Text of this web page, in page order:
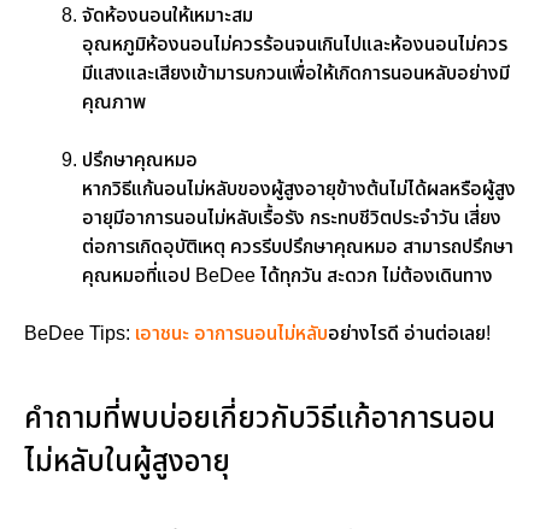
จัดห้องนอนให้เหมาะสม
อุณหภูมิห้องนอนไม่ควรร้อนจนเกินไปและห้องนอนไม่ควร
มีแสงและเสียงเข้ามารบกวนเพื่อให้เกิดการนอนหลับอย่างมี
คุณภาพ
ปรึกษาคุณหมอ
หากวิธีแก้นอนไม่หลับของผู้สูงอายุข้างต้นไม่ได้ผลหรือผู้สูง
อายุมีอาการนอนไม่หลับเรื้อรัง กระทบชีวิตประจำวัน เสี่ยง
ต่อการเกิดอุบัติเหตุ ควรรีบปรึกษาคุณหมอ สามารถปรึกษา
คุณหมอที่แอป BeDee ได้ทุกวัน สะดวก ไม่ต้องเดินทาง
BeDee Tips: เอาชนะ อาการนอนไม่หลับอย่างไรดี อ่านต่อเลย!
คำถามที่พบบ่อยเกี่ยวกับวิธีแก้อาการนอน
ไม่หลับในผู้สูงอายุ